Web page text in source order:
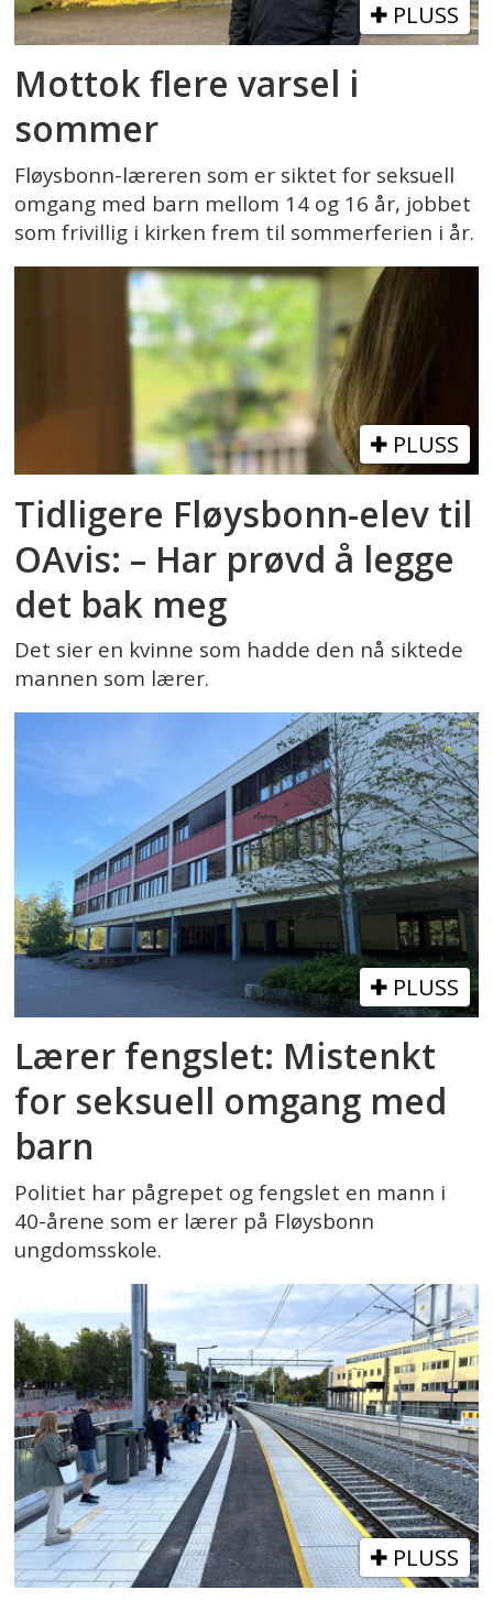
PLUSS
Mottok flere varsel i
sommer
Fløysbonn-læreren som er siktet for seksuell
omgang med barn mellom 14 og 16 år, jobbet
som frivillig i kirken frem til sommerferien i år.
PLUSS
Tidligere Fløysbonn-elev til
OAvis: – Har prøvd å legge
det bak meg
Det sier en kvinne som hadde den nå siktede
mannen som lærer.
PLUSS
Lærer fengslet: Mistenkt
for seksuell omgang med
barn
Politiet har pågrepet og fengslet en mann i
40-årene som er lærer på Fløysbonn
ungdomsskole.
PLUSS